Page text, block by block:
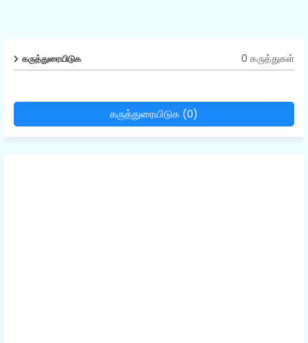
கருத்துரையிடுக 0 கருத்துகள்
கருத்துரையிடுக (0)